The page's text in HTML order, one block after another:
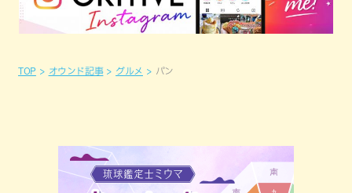
TOP オウンド記事 グルメ パン